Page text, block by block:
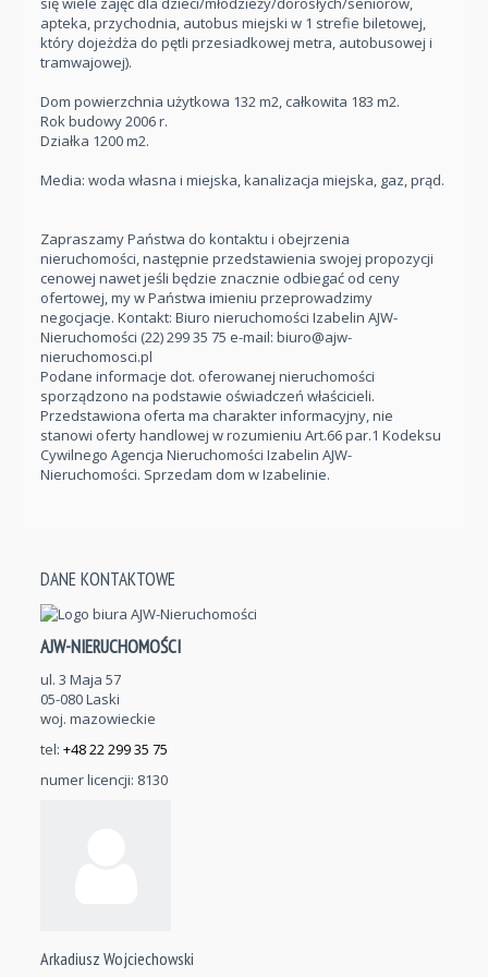
apteka, przychodnia, autobus miejski w 1 strefie biletowej,
który dojeżdża do pętli przesiadkowej metra, autobusowej i
tramwajowej).
Dom powierzchnia użytkowa 132 m2, całkowita 183 m2.
Rok budowy 2006 r.
Działka 1200 m2.
Media: woda własna i miejska, kanalizacja miejska, gaz, prąd.
Zapraszamy Państwa do kontaktu i obejrzenia
nieruchomości, następnie przedstawienia swojej propozycji
cenowej nawet jeśli będzie znacznie odbiegać od ceny
ofertowej, my w Państwa imieniu przeprowadzimy
negocjacje. Kontakt: Biuro nieruchomości Izabelin AJW-
Nieruchomości (22) 299 35 75 e-mail: biuro@ajw-
nieruchomosci.pl
Podane informacje dot. oferowanej nieruchomości
sporządzono na podstawie oświadczeń właścicieli.
Przedstawiona oferta ma charakter informacyjny, nie
stanowi oferty handlowej w rozumieniu Art.66 par.1 Kodeksu
Cywilnego Agencja Nieruchomości Izabelin AJW-
Nieruchomości. Sprzedam dom w Izabelinie.
DANE KONTAKTOWE
AJW-NIERUCHOMOŚCI
ul. 3 Maja 57
05-080 Laski
woj. mazowieckie
tel: +48 22 299 35 75
numer licencji: 8130
Arkadiusz Wojciechowski